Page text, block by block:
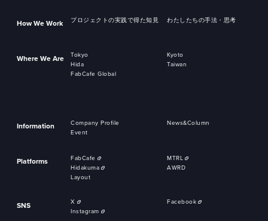
How We Work プロジェクトの実践で得た知見 わたしたちの手法・思考
Where We Are Tokyo
Kyoto
Hida
Taiwan
FabCafe Global
Information Company Profile
News&Column
Event
Platforms FabCafe
MTRL
Hidakuma
AWRD
Layout
SNS X
Facebook
Instagram